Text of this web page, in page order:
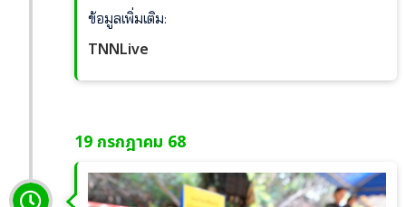
ข้อมูลเพิ่มเติม:
TNNLive
19 กรกฎาคม 68